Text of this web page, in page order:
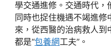
學交通進修。交通時代，
同時也捉住機遇不竭進
來，從西醫的治病救人到
都是“包養網工夫”。